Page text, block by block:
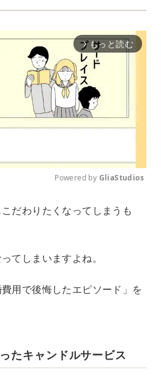
arrow_forward_ios もっと読む
u
Powered by GliaStudios
だわりたくなってしまうも
てしまいますよね。
用で後悔したエピソード」を
たキャンドルサービス